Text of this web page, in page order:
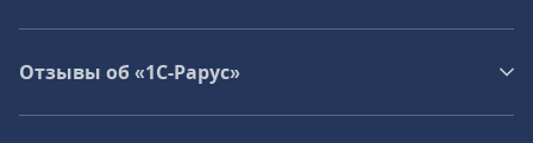
Отзывы об «1С-Рарус»